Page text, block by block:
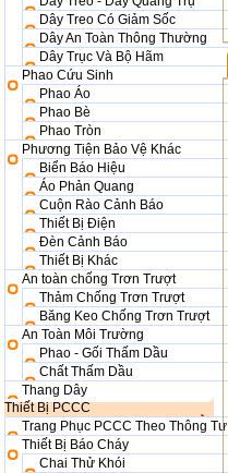
Dây Treo Có Giảm Sốc
Dây An Toàn Thông Thường
Dây Trục Và Bộ Hãm
Phao Cứu Sinh
Phao Áo
Phao Bè
Phao Tròn
Phương Tiện Bảo Vệ Khác
Biển Báo Hiệu
Áo Phản Quang
Cuộn Rào Cảnh Báo
Thiết Bị Điện
Đèn Cảnh Báo
Thiết Bị Khác
An toàn chống Trơn Trượt
Thảm Chống Trơn Trượt
Băng Keo Chống Trơn Trượt
An Toàn Môi Trường
Phao - Gối Thấm Dầu
Chất Thấm Dầu
Thang Dây
Thiết Bị PCCC
Trang Phục PCCC Theo Thông Tư
Thiết Bị Báo Cháy
Chai Thử Khói